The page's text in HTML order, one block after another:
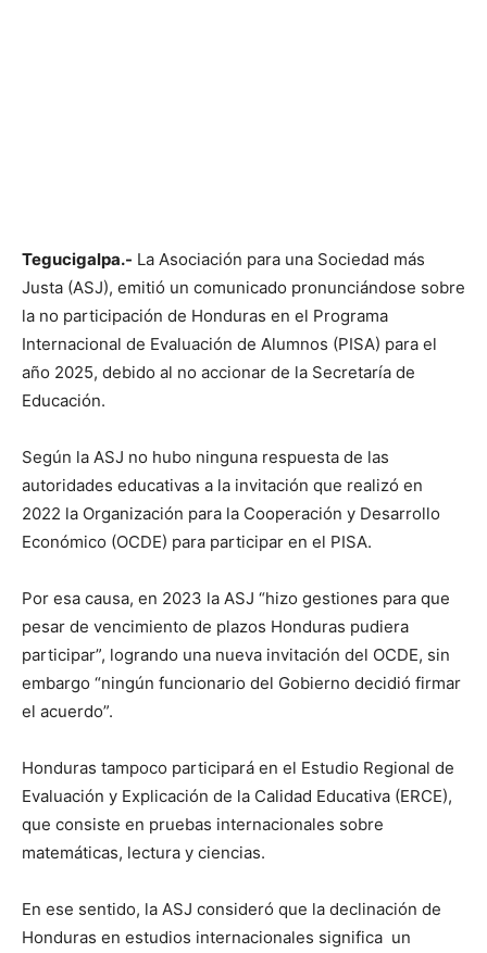
Tegucigalpa.- La Asociación para una Sociedad más
Justa (ASJ), emitió un comunicado pronunciándose sobre
la no participación de Honduras en el Programa
Internacional de Evaluación de Alumnos (PISA) para el
año 2025, debido al no accionar de la Secretaría de
Educación.
Según la ASJ no hubo ninguna respuesta de las
autoridades educativas a la invitación que realizó en
2022 la Organización para la Cooperación y Desarrollo
Económico (OCDE) para participar en el PISA.
Por esa causa, en 2023 la ASJ “hizo gestiones para que
pesar de vencimiento de plazos Honduras pudiera
participar”, logrando una nueva invitación del OCDE, sin
embargo “ningún funcionario del Gobierno decidió firmar
el acuerdo”.
Honduras tampoco participará en el Estudio Regional de
Evaluación y Explicación de la Calidad Educativa (ERCE),
que consiste en pruebas internacionales sobre
matemáticas, lectura y ciencias.
En ese sentido, la ASJ consideró que la declinación de
Honduras en estudios internacionales significa un